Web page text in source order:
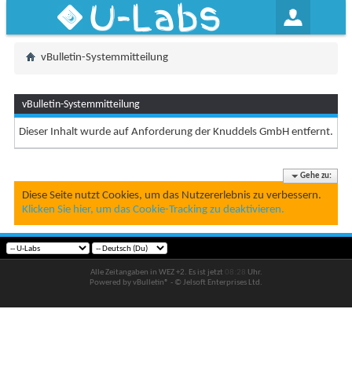
U-Labs
vBulletin-Systemmitteilung
vBulletin-Systemmitteilung
Dieser Inhalt wurde auf Anforderung der Knuddels GmbH entfernt.
Gehe zu:
Diese Seite nutzt Cookies, um das Nutzererlebnis zu verbessern.
Klicken Sie hier, um das Cookie-Tracking zu deaktivieren.
Alle Zeitangaben in WEZ +2. Es ist jetzt 08:28 Uhr.
Powered by vBulletin® - © Jelsoft Enterprises Ltd.